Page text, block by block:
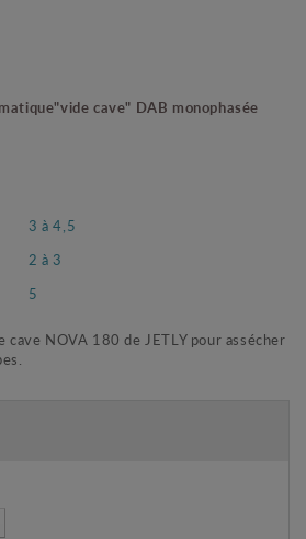
cave" DAB monophasée
3 à 4,5
2 à 3
5
cave NOVA 180 de JETLY pour assécher